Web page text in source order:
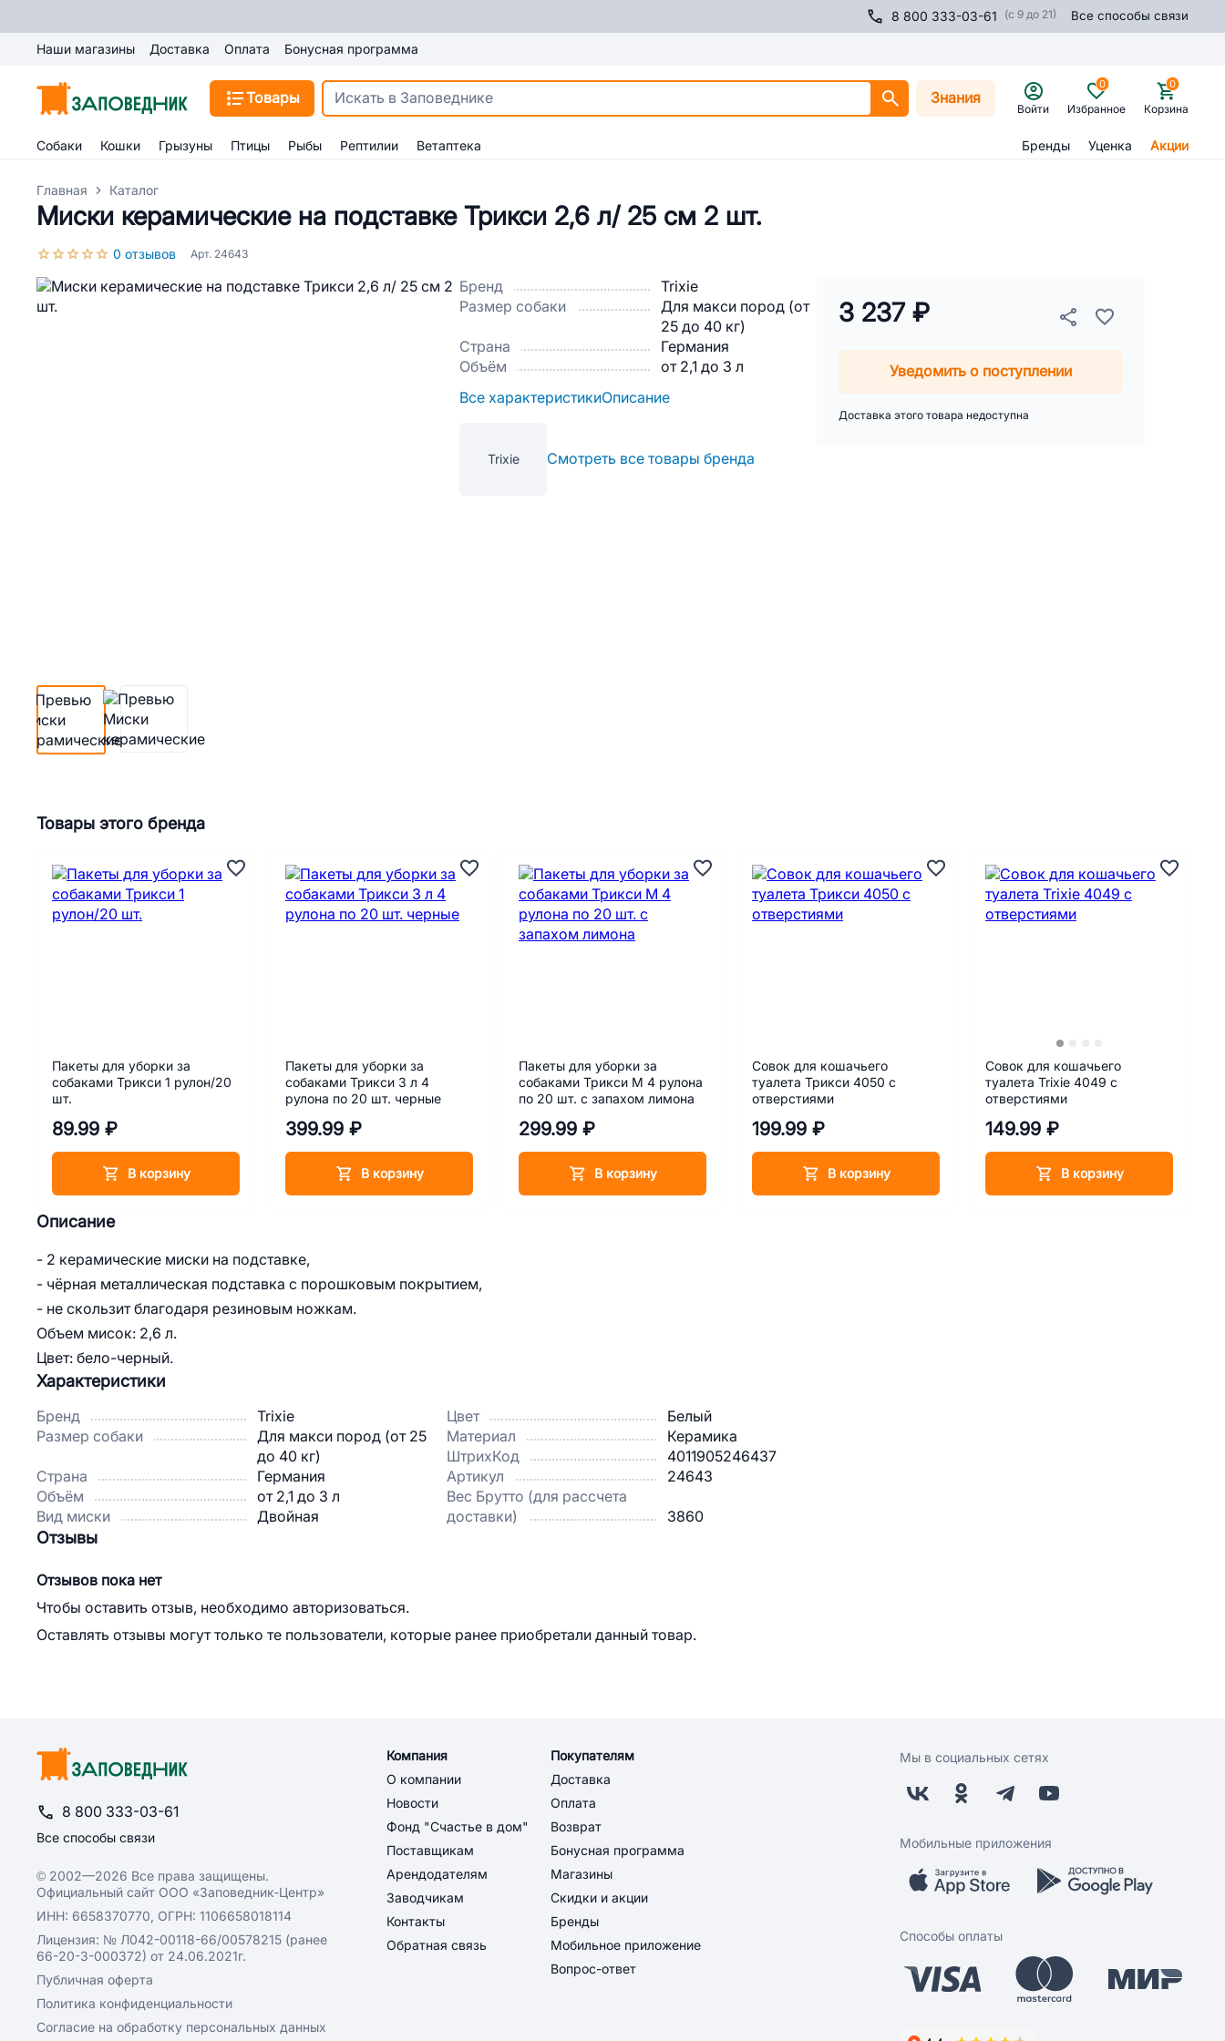
8 800 333-03-61 (с 9 до 21) Все способы связи
Наши магазины Доставка Оплата Бонусная программа
Товары Знания
Войти Избранное
0
Корзина
0
Собаки Кошки Грызуны Птицы Рыбы Рептилии Ветаптека Бренды Уценка Акции
Главная Каталог
Миски керамические на подставке Трикси 2,6 л/ 25 см 2 шт.
0 отзывов Арт. 24643
Бренд
Trixie
Размер собаки
Для макси пород (от
25 до 40 кг)
Страна
Германия
Объём
от 2,1 до 3 л
Все характеристикиОписание
Trixie Смотреть все товары бренда
3 237 ₽
Уведомить о поступлении
Доставка этого товара недоступна
Описание
- 2 керамические миски на подставке,
- чёрная металлическая подставка с порошковым покрытием,
- не скользит благодаря резиновым ножкам.
Объем мисок: 2,6 л.
Цвет: бело-черный.
Товары этого бренда
Пакеты для уборки за
собаками Трикси 1 рулон/20
шт.
89.99 ₽
В корзину
Пакеты для уборки за
собаками Трикси 3 л 4
рулона по 20 шт. черные
399.99 ₽
В корзину
Пакеты для уборки за
собаками Трикси M 4 рулона
по 20 шт. с запахом лимона
299.99 ₽
В корзину
Совок для кошачьего
туалета Трикси 4050 с
отверстиями
199.99 ₽
В корзину
Совок для кошачьего
туалета Trixie 4049 с
отверстиями
149.99 ₽
В корзину
Характеристики
Бренд
Trixie
Размер собаки
Для макси пород (от 25
до 40 кг)
Страна
Германия
Объём
от 2,1 до 3 л
Вид миски
Двойная
Цвет
Белый
Материал
Керамика
ШтрихКод
4011905246437
Артикул
24643
Вес Брутто (для рассчета
доставки)
3860
Отзывы
Отзывов пока нет
Чтобы оставить отзыв, необходимо авторизоваться.
Оставлять отзывы могут только те пользователи, которые ранее приобретали данный товар.
8 800 333-03-61
Все способы связи
© 2002—2026 Все права защищены.
Официальный сайт ООО «Заповедник-Центр»
ИНН: 6658370770, ОГРН: 1106658018114
Лицензия: № Л042-00118-66/00578215 (ранее
66-20-3-000372) от 24.06.2021г.
Публичная оферта
Политика конфиденциальности
Согласие на обработку персональных данных
Компания
О компании
Новости
Фонд "Счастье в дом"
Поставщикам
Арендодателям
Заводчикам
Контакты
Обратная связь
Покупателям
Доставка
Оплата
Возврат
Бонусная программа
Магазины
Скидки и акции
Бренды
Мобильное приложение
Вопрос-ответ
Мы в социальных сетях
Мобильные приложения
Способы оплаты